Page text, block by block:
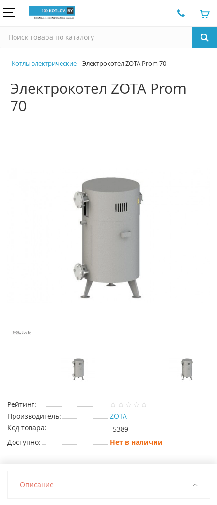
Котлы электрические Электрокотел ZOTA Prom 70
Электрокотел ZOTA Prom
70
Рейтинг:
Производитель:
ZOTA
Код товара:
5389
Доступно:
Нет в наличии
Описание